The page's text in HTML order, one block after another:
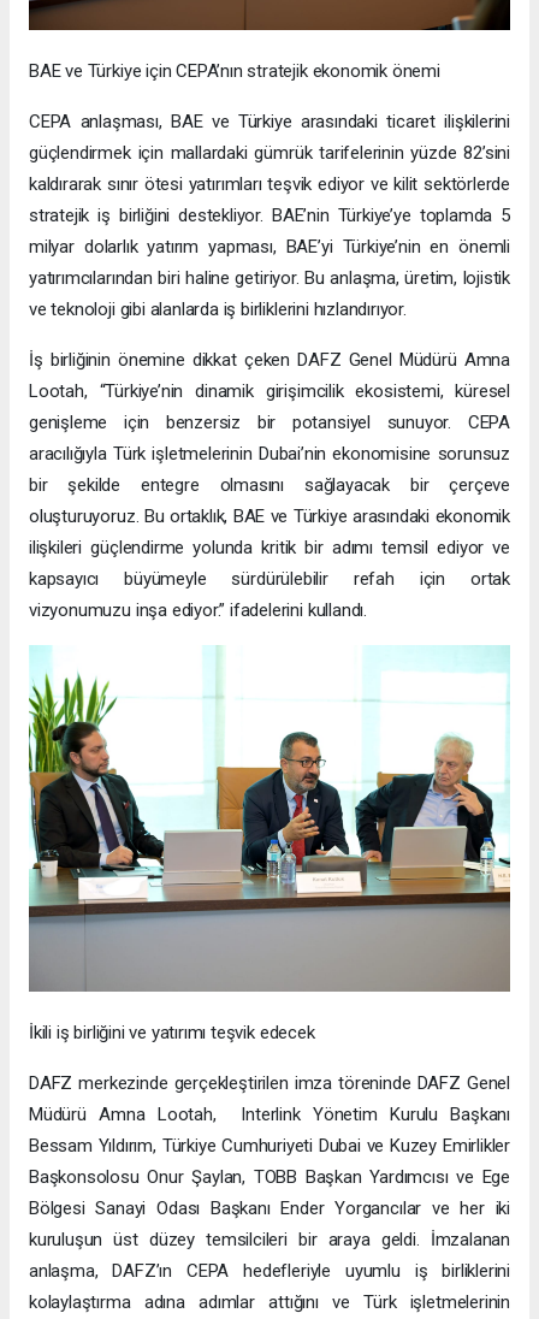
BAE ve Türkiye için CEPA’nın stratejik ekonomik önemi
CEPA anlaşması, BAE ve Türkiye arasındaki ticaret ilişkilerini
güçlendirmek için mallardaki gümrük tarifelerinin yüzde 82’sini
kaldırarak sınır ötesi yatırımları teşvik ediyor ve kilit sektörlerde
stratejik iş birliğini destekliyor. BAE’nin Türkiye’ye toplamda 5
milyar dolarlık yatırım yapması, BAE’yi Türkiye’nin en önemli
yatırımcılarından biri haline getiriyor. Bu anlaşma, üretim, lojistik
ve teknoloji gibi alanlarda iş birliklerini hızlandırıyor.
İş birliğinin önemine dikkat çeken DAFZ Genel Müdürü Amna
Lootah, “Türkiye’nin dinamik girişimcilik ekosistemi, küresel
genişleme için benzersiz bir potansiyel sunuyor. CEPA
aracılığıyla Türk işletmelerinin Dubai’nin ekonomisine sorunsuz
bir şekilde entegre olmasını sağlayacak bir çerçeve
oluşturuyoruz. Bu ortaklık, BAE ve Türkiye arasındaki ekonomik
ilişkileri güçlendirme yolunda kritik bir adımı temsil ediyor ve
kapsayıcı büyümeyle sürdürülebilir refah için ortak
vizyonumuzu inşa ediyor.” ifadelerini kullandı.
İkili iş birliğini ve yatırımı teşvik edecek
DAFZ merkezinde gerçekleştirilen imza töreninde DAFZ Genel
Müdürü Amna Lootah, Interlink Yönetim Kurulu Başkanı
Bessam Yıldırım, Türkiye Cumhuriyeti Dubai ve Kuzey Emirlikler
Başkonsolosu Onur Şaylan, TOBB Başkan Yardımcısı ve Ege
Bölgesi Sanayi Odası Başkanı Ender Yorgancılar ve her iki
kuruluşun üst düzey temsilcileri bir araya geldi. İmzalanan
anlaşma, DAFZ’ın CEPA hedefleriyle uyumlu iş birliklerini
kolaylaştırma adına adımlar attığını ve Türk işletmelerinin